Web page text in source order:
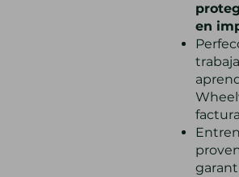
en